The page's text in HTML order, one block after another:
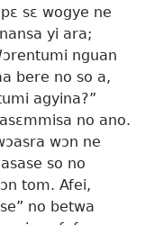
sɛ wogye ne
yi ara;
nguan
bere no so a,
agyina?”
no ano.
wɔn ne
so no
tom. Afei,
no betwa